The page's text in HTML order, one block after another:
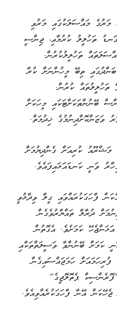
މައްސަލަކުގައި މަރުވި
ތަހުލީލު ކުރުމާއި، ޖިންސީ
ތަހުލީލުކުރުން.
ތިބޭ މީހުންނަށް ކުރާ
ތަހުލީލުތައް ކުރުން.
ބޭނުންތަކަށްޓަކައި މީހަކަށް
ވަޒަންކޮށްދިނުމުގެ ޚިދުމަތް.
ކުރިއަށް ގެންދިޔުމަށް
ވަނީ ކަނޑައަޅައިފައެވެ.
ފާހަގަކުރައްވައި ގީލާ ވިދާޅުވީ
ދުރާލާ ތައްޔާރުވެގެން
ކަމަށެވެ. އެގޮތުން
ކަމަށް ބޭނުންވާ ވަސީލަތްތަކާއި
ހަމަޖައްސައިގެން
ޕެތޮލޮޖީގެ"
އޭނާ ފާހަގަކުރެއްވިއެވެ.